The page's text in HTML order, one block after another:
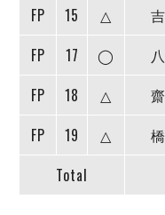
FP
15 △
FP
17 ◯
FP
18 △
FP
19 △
Total